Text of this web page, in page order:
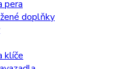
pera
doplňky
klíče